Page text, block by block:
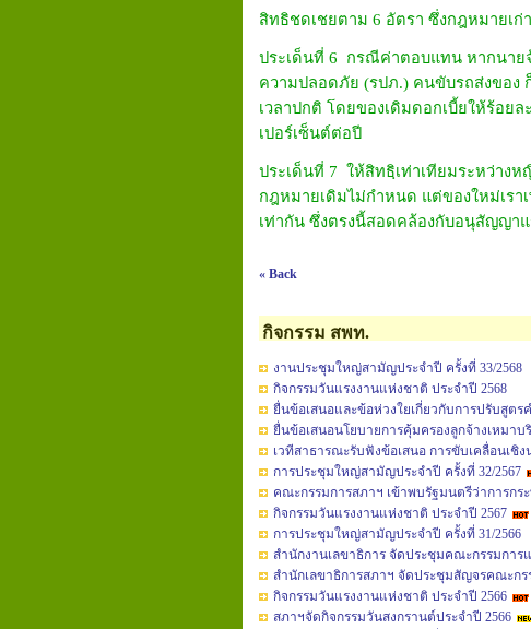
สิทธิชดเชยตาม 6 อัตรา ซึ่งกฎหมายเก่
ประเด็นที่ 6 กรณีค่าตอบแทน หากนาย
ความปลอดภัย (รปภ.) คนขับรถส่งของ
เวลาปกติ โดยของเดิมดอกเบี้ยให้ร้อย
เปอร์เซ็นต์ต่อปี
ประเด็นที่ 7 ให้สิทธฺิเท่าเทียมระหว่าง
กฎหมายเดิมไม่กำหนด แต่ของใหม่เร
เท่ากัน ซึ่งตรงนี้สอดคล้องกับอนุสัญญาแ
« Back
กิจกรรม สพท.
งานประชุมใหญ่สามัญประจำปี ครั้งที่ 33/2568
กิจกรรมวันแรงงานแห่งชาติ ประจำปี 2568
ยื่นข้อเสนอและข้อห่วงใยเกี่ยวกับการปรับสู
ยื่นข้อเสนอนโยบายการคุ้มครองลูกจ้างเหมา
เวทีสาธารณะรับฟังข้อเสนอ การขับเคลื่อนเชิ
การประชุมใหญ่สามัญประจำปี ครั้งที่ 32/2567
คณะกรรมการสภาฯ เข้าพบรัฐมนตรีว่าการกร
กิจกรรมวันแรงงานแห่งชาติ ประจำปี 2567
การประชุมใหญ่สามัญประจำปี ครั้งที่ 31/2566
สำนักงานเลขาธิการ จัดประชุมคณะกรรมการ
สำนักเลขาธิการสภาฯ จัดประชุมสัญจรคณะก
กิจกรรมวันแรงงานแห่งชาติ ประจำปี 2566
สภาฯจัดกิจกรรมวันสงกรานต์ประจำปี 2566